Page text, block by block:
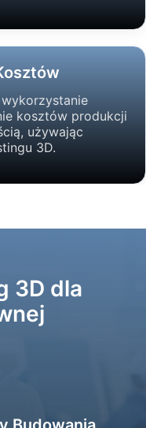
kosztów produkcji
używając
3D.
3D dla